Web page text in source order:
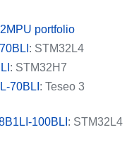
portfolio
: STM32L4
: STM32H7
70BLI : Teseo 3
100BLI : STM32L4